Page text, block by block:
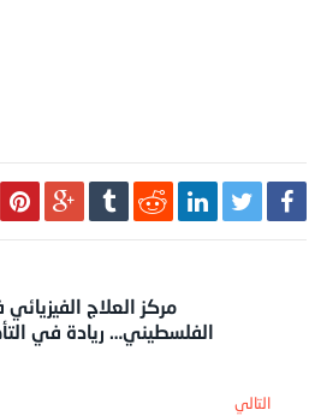
مركز العلاج
الفلسطيني… ريادة في
‎التالي